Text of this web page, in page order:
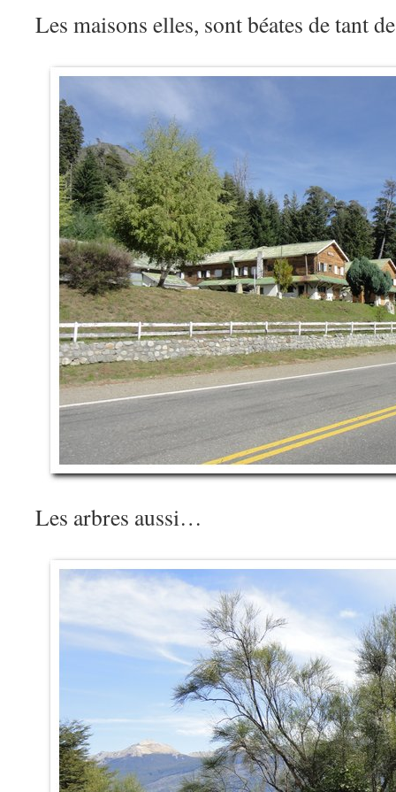
Les maisons elles, sont béates de tant
Les arbres aussi…